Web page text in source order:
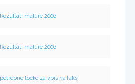
Rezultati mature 2006
Rezultati mature 2006
potrebne točke za vpis na faks